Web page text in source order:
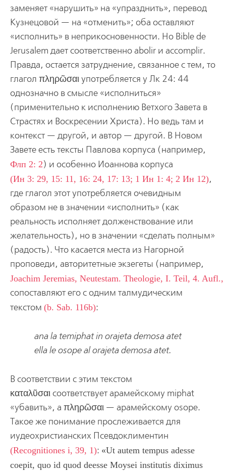
заменяет «нарушить» на «упразднить», перевод
Кузнецовой — на «отменить»; оба оставляют
«исполнить» в неприкосновенности. Но Bible de
Jerusalem дает соответственно abolir и accomplir.
Правда, остается затруднение, связанное с тем, то
глагол πληρῶσαι употребляется у Лк 24: 44
однозначно в смысле «исполниться»
(применительно к исполнению Ветхого Завета в
Страстях и Воскресении Христа). Но ведь там и
контекст — другой, и автор — другой. В Новом
Завете есть тексты Павлова корпуса (например,
Флп 2: 2) и особенно Иоаннова корпуса
(Ин 3: 29, 15: 11, 16: 24, 17: 13; 1 Ин 1: 4; 2 Ин 12),
где глагол этот употребляется очевидным
образом не в значении «исполнить» (как
реальность исполняет долженствование или
желательность), но в значении «сделать полным»
(радость). Что касается места из Нагорной
проповеди, авторитетные экзегеты (например,
Joachim Jeremias, Neutestam. Theologie, I. Teil, 4.
сопоставляют его с одним талмудическим
текстом (b. Sab. 116b):
ana la temiphat in orajeta demosa atet
ella le osope al orajeta demosa atet.
В соответствии с этим текстом
καταλῦσαι соответствует арамейскому miphat
«убавить», а πληρῶσαι — арамейскому osope.
Такое же понимание прослеживается для
иудеохристианских Псевдоклиментин
(Recognitiones i, 39, 1):
Ut autem tempus adesse
coepit, quo id quod deesse Moysei institutis diximus